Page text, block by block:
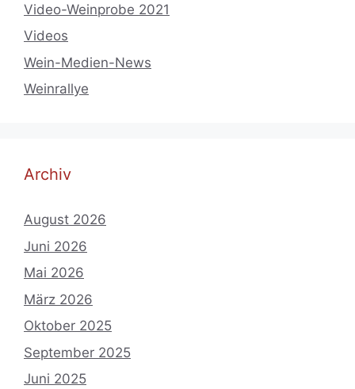
Video-Weinprobe 2021
Videos
Wein-Medien-News
Weinrallye
Archiv
August 2026
Juni 2026
Mai 2026
März 2026
Oktober 2025
September 2025
Juni 2025